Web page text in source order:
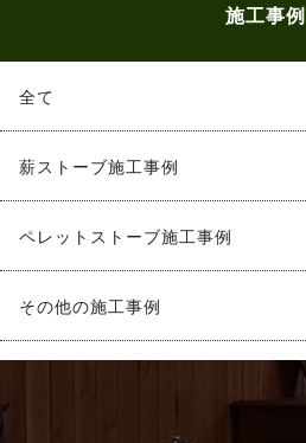
施工事例
全て
薪ストーブ施工事例
ペレットストーブ施工事例
その他の施工事例